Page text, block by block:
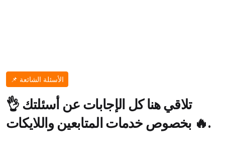
📌 الأسئلة الشائعة
👌 تلاقي هنا كل الإجابات عن أسئلتك
بخصوص خدمات المتابعين واللايكات 🔥.